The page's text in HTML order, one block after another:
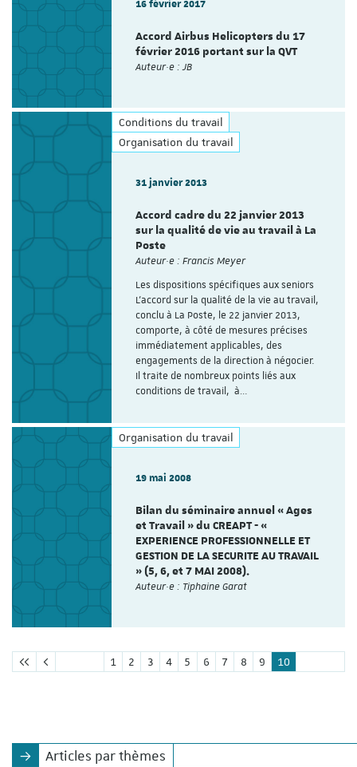
16 février 2017
Accord Airbus Helicopters du 17
février 2016 portant sur la QVT
Auteur·e : JB
Conditions du travail
Organisation du travail
31 janvier 2013
Accord cadre du 22 janvier 2013
sur la qualité de vie au travail à La
Poste
Auteur·e : Francis Meyer
Les dispositions spécifiques aux seniors
L’accord sur la qualité de la vie au travail,
conclu à La Poste, le 22 janvier 2013,
comporte, à côté de mesures précises
immédiatement applicables, des
engagements de la direction à négocier.
Il traite de nombreux points liés aux
conditions de travail, à…
Organisation du travail
19 mai 2008
Bilan du séminaire annuel « Ages
et Travail » du CREAPT - «
EXPERIENCE PROFESSIONNELLE ET
GESTION DE LA SECURITE AU TRAVAIL
» (5, 6, et 7 MAI 2008).
Auteur·e : Tiphaine Garat
1 2 3 4 5 6 7 8 9 10
Articles par thèmes